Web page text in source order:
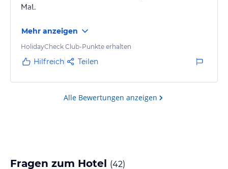
Mal.
Mehr anzeigen
HolidayCheck Club-Punkte erhalten
Hilfreich Teilen
Alle Bewertungen anzeigen
Fragen zum Hotel (42)